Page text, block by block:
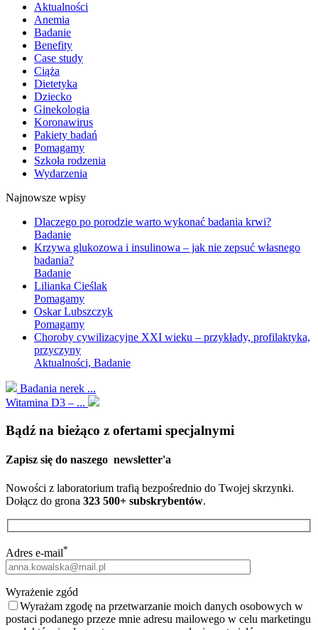
Aktualności
Anemia
Badanie
Benefity
Case study
Ciąża
Dietetyka
Dziecko
Ginekologia
Koronawirus
Pakiety badań
Pomagamy
Szkoła rodzenia
Wydarzenia
Najnowsze wpisy
Dlaczego po porodzie warto wykonać badania krwi?
Badanie
Krzywa glukozowa i insulinowa – jak nie zepsuć własnego
badania?
Badanie
Lilianka Cieślak
Pomagamy
Oskar Lubszczyk
Pomagamy
Choroby cywilizacyjne XXI wieku – przykłady, profilaktyka,
przyczyny
Aktualności, Badanie
Badania nerek ...
Witamina D3 – ...
Bądź na bieżąco z ofertami specjalnymi
Zapisz się do naszego newsletter'a
Nowości z laboratorium trafią bezpośrednio do Twojej skrzynki.
Dołącz do grona 323 500+ subskrybentów.
Adres e-mail*
Wyrażenie zgód
Wyrażam zgodę na przetwarzanie moich danych osobowych w
postaci podanego przeze mnie adresu mailowego w celu marketingu